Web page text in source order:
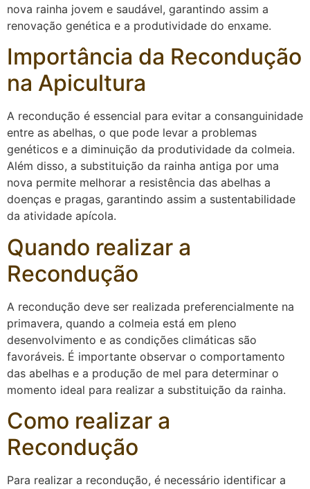
nova rainha jovem e saudável, garantindo assim a
renovação genética e a produtividade do enxame.
Importância da Recondução
na Apicultura
A recondução é essencial para evitar a consanguinidade
entre as abelhas, o que pode levar a problemas
genéticos e a diminuição da produtividade da colmeia.
Além disso, a substituição da rainha antiga por uma
nova permite melhorar a resistência das abelhas a
doenças e pragas, garantindo assim a sustentabilidade
da atividade apícola.
Quando realizar a
Recondução
A recondução deve ser realizada preferencialmente na
primavera, quando a colmeia está em pleno
desenvolvimento e as condições climáticas são
favoráveis. É importante observar o comportamento
das abelhas e a produção de mel para determinar o
momento ideal para realizar a substituição da rainha.
Como realizar a
Recondução
Para realizar a recondução, é necessário identificar a